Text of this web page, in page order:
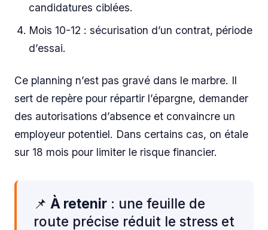
candidatures ciblées.
Mois 10-12 : sécurisation d’un contrat, période
d’essai.
Ce planning n’est pas gravé dans le marbre. Il
sert de repère pour répartir l’épargne, demander
des autorisations d’absence et convaincre un
employeur potentiel. Dans certains cas, on étale
sur 18 mois pour limiter le risque financier.
📌 À retenir : une feuille de
route précise réduit le stress et